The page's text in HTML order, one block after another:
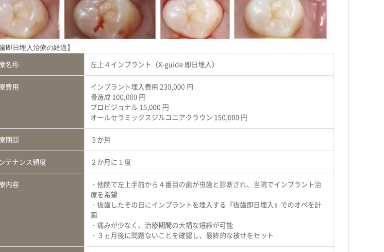
歯即日埋入治療の経過】
名称 左上４インプラント（X-guide 即日埋入）
費用
インプラント埋入費用 230,000 円
骨造成 100,000 円
プロビジョナル 15,000 円
オールセラミックスジルコニアクラウン 150,000 円
期間 ３か月
テナンス頻度 ２か月に１度
内容
・他院で左上手前から４番目の歯が虫歯と診断され、当院でインプラント治
療を希望
・抜歯したその日にインプラントを埋入する『抜歯即日埋入』でのオペを計
画
・痛みが少なく、治療期間の大幅な短縮が可能
・３ヵ月後に問題ないことを確認し、最終的な被せをセット